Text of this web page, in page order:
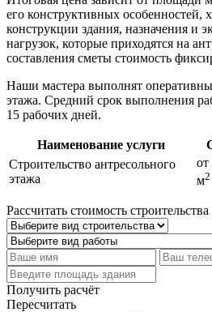
его конструктивных особенностей,
конструкции здания, назначения и
нагрузок, которые приходятся на
составления сметы стоимость
Наши мастера выполнят
этажа. Средний срок выполнения
15 рабочих дней.
Наименование услуги
Строительство антресольного
этажа
от
м2
Рассчитать стоимость строительства
Получить расчёт
Пересчитать